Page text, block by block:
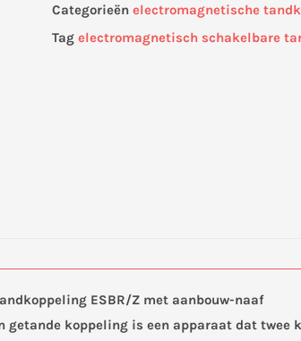
Categorieën electromagnetische
Tag electromagnetisch schakelbare
ESBR/Z met aanbouw-naaf
koppeling is een apparaat dat